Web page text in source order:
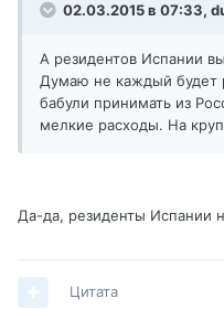
02.03.2015 в 07:33,
А резидентов Испании
Думаю не каждый будет
бабули принимать из
мелкие расходы. На
Да-да, резиденты Испании
Цитата